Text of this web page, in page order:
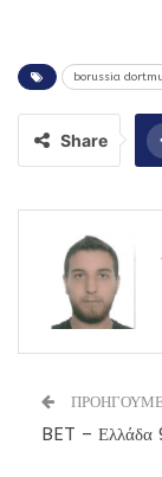
borussia
Share
BET –